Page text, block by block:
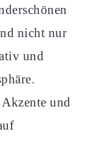
nicht nur
und
und